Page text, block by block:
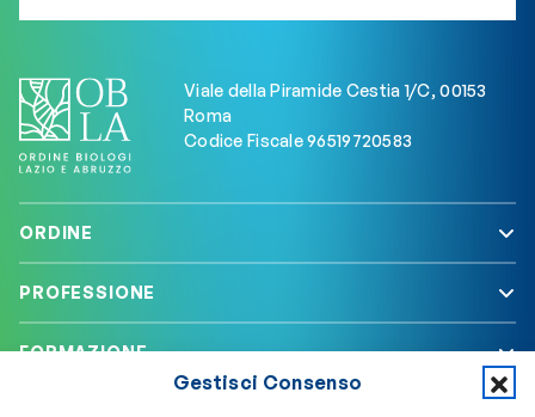
Gestisci Consenso
Viale della Piramide Cestia 1/C, 00153
Roma
Codice Fiscale 96519720583
ORDINE
PROFESSIONE
FORMAZIONE